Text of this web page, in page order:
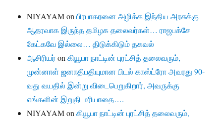
NIYAYAMonபிரபாகரனை அழிக்க இந்திய அரசுக்கு
ஆதரவாக இருந்த தமிழக தலைவர்கள்… ராஜபக்சே
கேட்கவே இல்லை… திடுக்கிடும் தகவல்
ஆசிரியர்onகியூபா நாட்டின் புரட்சித் தலைவரும்,
முன்னாள் ஜனாதிபதியுமான பிடல் காஸ்ட்ரோ அவரது 90-
வது வயதில் இன்று விடைபெறுகிறார், அவருக்கு
எங்களின் இறுதி மரியாதை….
NIYAYAMonகியூபா நாட்டின் புரட்சித் தலைவரும்,